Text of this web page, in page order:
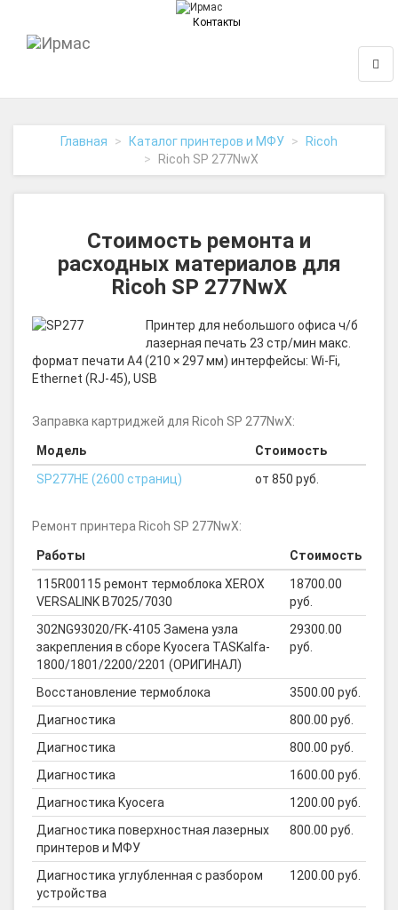
Контакты
Главная Каталог принтеров и МФУ
Ricoh
Ricoh SP 277NwX
Стоимость ремонта и
расходных материалов для
Ricoh SP 277NwX
Принтер для небольшого офиса ч/б
лазерная печать 23 стр/мин макс.
формат печати A4 (210 × 297 мм) интерфейсы: Wi-Fi,
Ethernet (RJ-45), USB
Заправка картриджей для Ricoh SP 277NwX:
Модель
Стоимость
SP277HE (2600 страниц)
от 850 руб.
Ремонт принтера Ricoh SP 277NwX:
Работы
Стоимость
115R00115 ремонт термоблока XEROX
VERSALINK B7025/7030
18700.00
руб.
302NG93020/FK-4105 Замена узла
закрепления в сборе Kyocera TASKalfa-
1800/1801/2200/2201 (ОРИГИНАЛ)
29300.00
руб.
Восстановление термоблока
3500.00 руб.
Диагностика
800.00 руб.
Диагностика
800.00 руб.
Диагностика
1600.00 руб.
Диагностика Kyocera
1200.00 руб.
Диагностика поверхностная лазерных
принтеров и МФУ
800.00 руб.
Диагностика углубленная с разбором
устройства
1200.00 руб.